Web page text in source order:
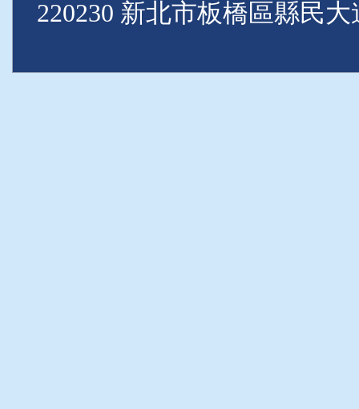
220230 新北市板橋區縣民